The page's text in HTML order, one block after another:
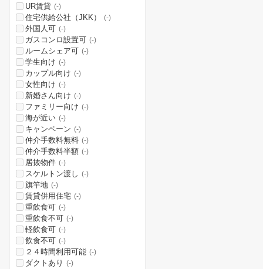
UR賃貸 (-)
住宅供給公社（JKK） (-)
外国人可 (-)
ガスコンロ設置可 (-)
ルームシェア可 (-)
学生向け (-)
カップル向け (-)
女性向け (-)
新婚さん向け (-)
ファミリー向け (-)
海が近い (-)
キャンペーン (-)
仲介手数料無料 (-)
仲介手数料半額 (-)
居抜物件 (-)
スケルトン渡し (-)
旗竿地 (-)
賃貸併用住宅 (-)
重飲食可 (-)
重飲食不可 (-)
軽飲食可 (-)
飲食不可 (-)
２４時間利用可能 (-)
ダクトあり (-)